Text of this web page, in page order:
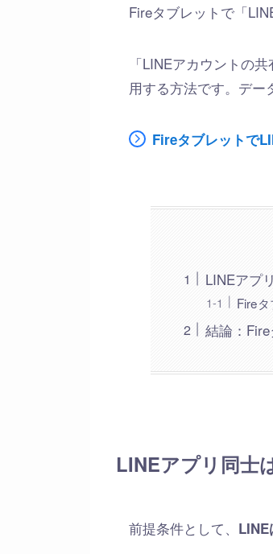
Fireタブレットで「
「LINEアカウントの
用する方法です。デー
Fireタブレットで
LINEアプ
Fire
結論：
LINEアプリ同士
前提条件として、 LINE